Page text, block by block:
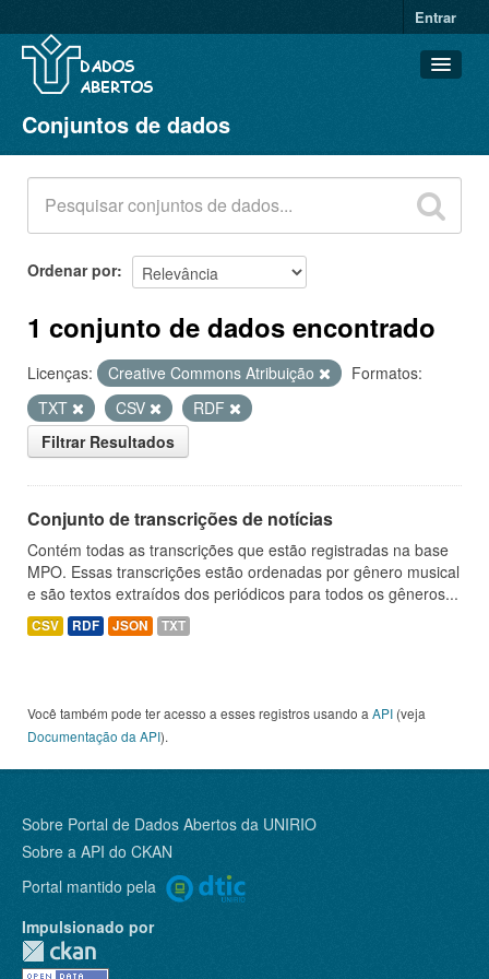
Entrar
Conjuntos de dados
Organizações
Grupos
Sobre
Conjuntos de dados
Ordenar por
1 conjunto de dados encontrado
Licenças: Creative Commons Atribuição
Formatos:
TXT
CSV
RDF
Filtrar Resultados
Conjunto de transcrições de notícias
Contém todas as transcrições que estão registradas na base
MPO. Essas transcrições estão ordenadas por gênero musical
e são textos extraídos dos periódicos para todos os gêneros...
CSV RDF JSON TXT
Você também pode ter acesso a esses registros usando a API (veja
Documentação da API).
Sobre Portal de Dados Abertos da UNIRIO
Sobre a API do CKAN
Portal mantido pela
Impulsionado por